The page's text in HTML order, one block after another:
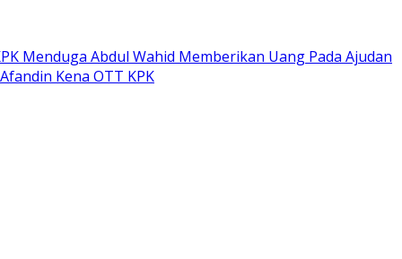
Menduga Abdul Wahid Memberikan Uang Pada Ajudan
Kena OTT KPK